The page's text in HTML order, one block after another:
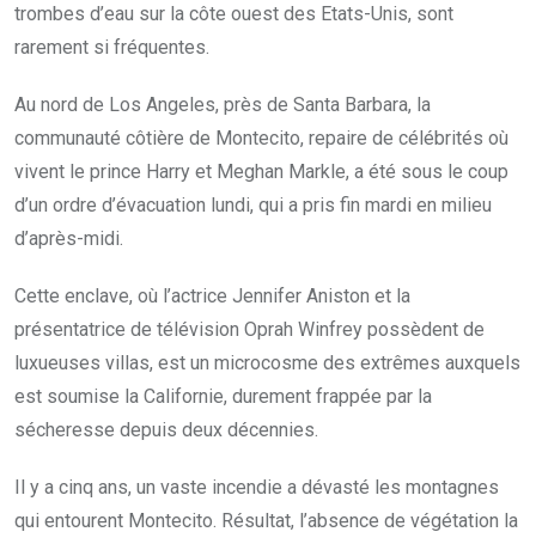
trombes d’eau sur la côte ouest des Etats-Unis, sont
rarement si fréquentes.
Au nord de Los Angeles, près de Santa Barbara, la
communauté côtière de Montecito, repaire de célébrités où
vivent le prince Harry et Meghan Markle, a été sous le coup
d’un ordre d’évacuation lundi, qui a pris fin mardi en milieu
d’après-midi.
Cette enclave, où l’actrice Jennifer Aniston et la
présentatrice de télévision Oprah Winfrey possèdent de
luxueuses villas, est un microcosme des extrêmes auxquels
est soumise la Californie, durement frappée par la
sécheresse depuis deux décennies.
Il y a cinq ans, un vaste incendie a dévasté les montagnes
qui entourent Montecito. Résultat, l’absence de végétation la